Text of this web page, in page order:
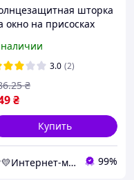
шторка
окно на присосках
ролеты на окна
сверления
3.0 (2)
₴
.25 ₴
Купить
💙💛Интернет-магазин NaVubir - navubir.com.ua 🎁％🚚 ⤵ 99%